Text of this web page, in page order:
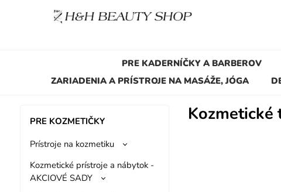
PRE KADERNÍČKY A BARBEROV
ZARIADENIA A PRÍSTROJE NA MASÁŽE, JÓGA
PRE KOZMETIČKY
Prístroje na kozmetiku
Kozmetické prístroje a nábytok -
AKCIOVÉ SADY
Kozmetické